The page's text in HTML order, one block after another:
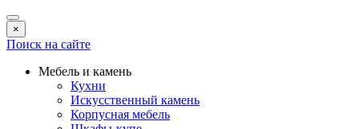
×
Поиск на сайте
Мебель и камень
Кухни
Искусственный камень
Корпусная мебель